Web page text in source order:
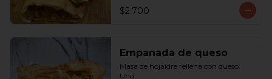
$2.700
Empanada de queso
Masa de hojaldre rellena con queso.
Und.